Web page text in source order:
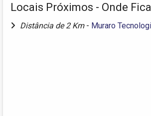
Locais Próximos - Onde
Distância de 2 Km - Muraro